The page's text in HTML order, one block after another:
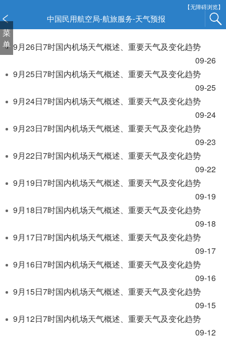
【无障碍浏览】
中国民用航空局-航旅服务-天气预报
菜
单 9月26日7时国内机场天气概述、重要天气及变化趋势
09-26
9月25日7时国内机场天气概述、重要天气及变化趋势
09-25
9月24日7时国内机场天气概述、重要天气及变化趋势
09-24
9月23日7时国内机场天气概述、重要天气及变化趋势
09-23
9月22日7时国内机场天气概述、重要天气及变化趋势
09-22
9月19日7时国内机场天气概述、重要天气及变化趋势
09-19
9月18日7时国内机场天气概述、重要天气及变化趋势
09-18
9月17日7时国内机场天气概述、重要天气及变化趋势
09-17
9月16日7时国内机场天气概述、重要天气及变化趋势
09-16
9月15日7时国内机场天气概述、重要天气及变化趋势
09-15
9月12日7时国内机场天气概述、重要天气及变化趋势
09-12
窗
口
打
开
障
说
面,
Alt
打
导